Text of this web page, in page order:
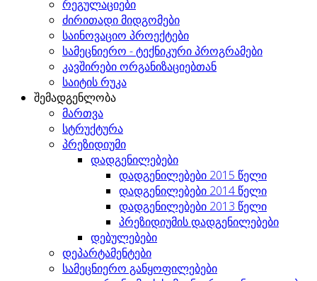
რეგულაციები
ძირითადი მიდგომები
საინოვაციო პროექტები
სამეცნიერო - ტექნიკური პროგრამები
კავშირები ორგანიზაციებთან
საიტის რუკა
შემადგენლობა
მართვა
სტრუქტურა
პრეზიდიუმი
დადგენილებები
დადგენილებები 2015 წელი
დადგენილებები 2014 წელი
დადგენილებები 2013 წელი
პრეზიდიუმის დადგენილებები
დებულებები
დეპარტამენტები
სამეცნიერო განყოფილებები